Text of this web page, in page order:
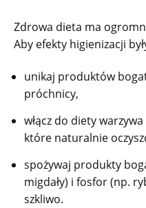
Zdrowa dieta ma
Aby efekty higienizacji
unikaj produktów
próchnicy,
włącz do diety
które naturalnie
spożywaj produkty
migdały) i fosfor (np.
szkliwo.